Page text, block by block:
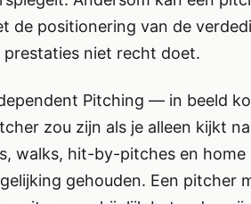
de positionering van de
prestaties niet recht doet.
Pitching — in beeld
zou zijn als je alleen kijkt
walks, hit-by-pitches en home
gehouden. Een pitcher